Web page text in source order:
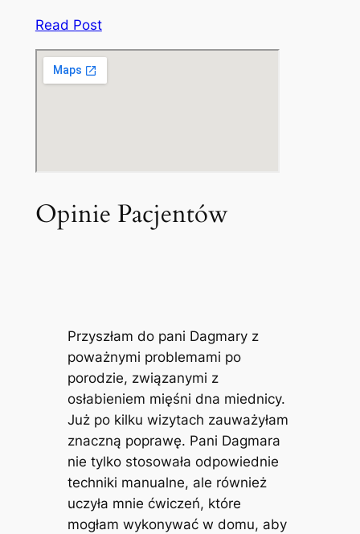
Read Post
Opinie Pacjentów
Przyszłam do pani Dagmary z
poważnymi problemami po
porodzie, związanymi z
osłabieniem mięśni dna miednicy.
Już po kilku wizytach zauważyłam
znaczną poprawę. Pani Dagmara
nie tylko stosowała odpowiednie
techniki manualne, ale również
uczyła mnie ćwiczeń, które
mogłam wykonywać w domu, aby